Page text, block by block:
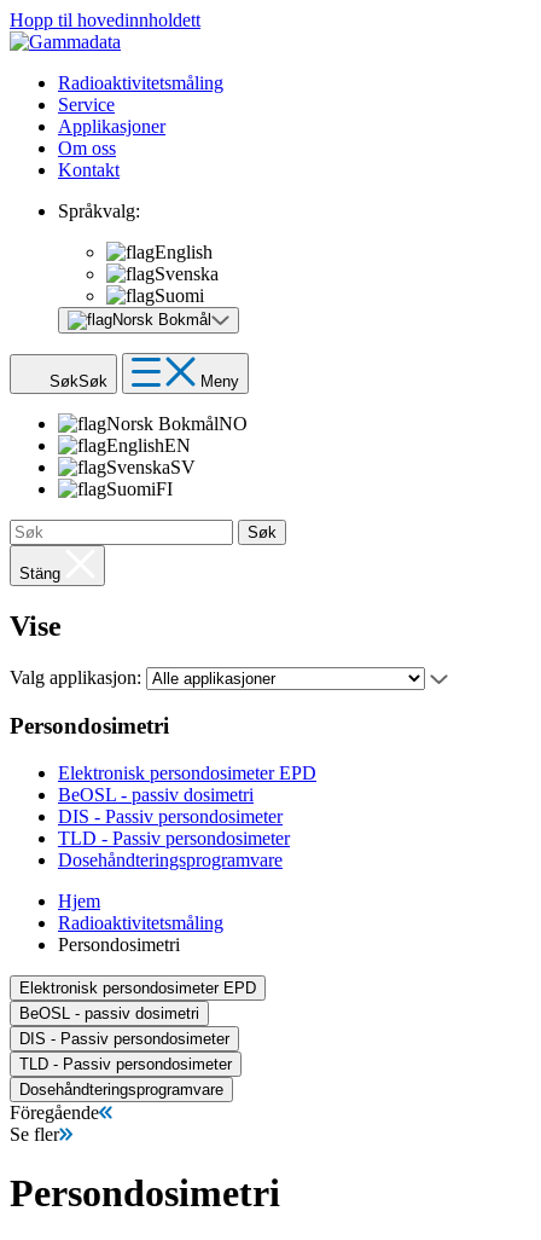
Hopp til hovedinnholdett
Radioaktivitetsmåling
Service
Applikasjoner
Om oss
Kontakt
Språkvalg:
English
Svenska
Suomi
Norsk Bokmål
SøkSøk Meny
Norsk BokmålNO
EnglishEN
SvenskaSV
SuomiFI
Søk
Stäng
Vise
Valg applikasjon:
Persondosimetri
Elektronisk persondosimeter EPD
BeOSL - passiv dosimetri
DIS - Passiv persondosimeter
TLD - Passiv persondosimeter
Dosehåndteringsprogramvare
Hjem
Radioaktivitetsmåling
Persondosimetri
Elektronisk persondosimeter EPD
BeOSL - passiv dosimetri
DIS - Passiv persondosimeter
TLD - Passiv persondosimeter
Dosehåndteringsprogramvare
Föregående
Se fler
Persondosimetri